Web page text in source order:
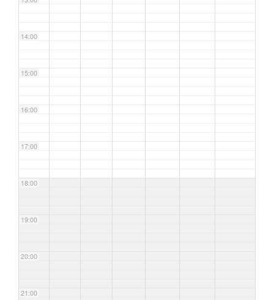
14:00
15:00
16:00
17:00
18:00
19:00
20:00
21:00